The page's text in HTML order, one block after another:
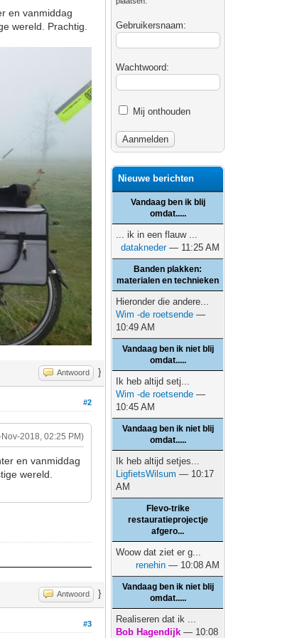
en vanmiddag
wereld. Prachtig.
Antwoord }
#2
2018, 02:25 PM)
en vanmiddag
wereld.
Antwoord }
#3
Gebruikersnaam:
Wachtwoord:
Mij onthouden
Nieuwe berichten
Vandaag ben ik blij
omdat.....
... ik in een flauw ...
datakneder— 11:25 AM
Banden plakken:
materialen en technieken
Hieronder die andere...
Wim -de roetsende —
10:49 AM
Vandaag ben ik niet blij
omdat.....
Ik heb altijd setj...
Wim -de roetsende —
10:45 AM
Vandaag ben ik niet blij
omdat.....
Ik heb altijd setjes...
LigfietsWilsum — 10:17
AM
Flevo-trike
restauratieprojectje
afgero...
Woow dat ziet er g...
renehin — 10:08 AM
Vandaag ben ik niet blij
omdat.....
Realiseren dat ik ...
Bob Hagendijk — 10:08